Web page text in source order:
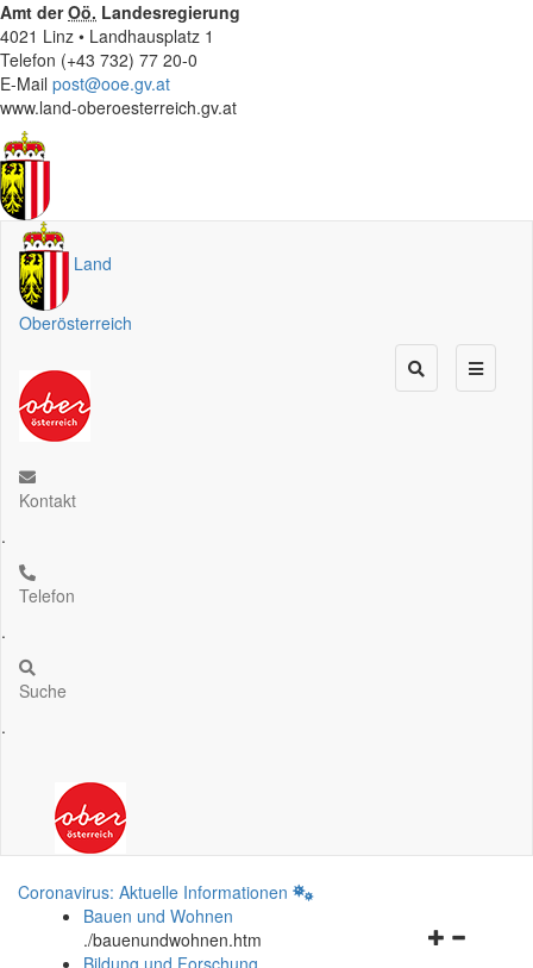
Amt derOö. Landesregierung
4021 Linz • Landhausplatz 1
Telefon (+43 732) 77 20-0
E-Mail post@ooe.gv.at
www.land-oberoesterreich.gv.at
Land
Oberösterreich
Kontakt
.
Telefon
.
Suche
.
Coronavirus: Aktuelle Informationen
Bauen und Wohnen
./bauenundwohnen.htm
Bildung und Forschung